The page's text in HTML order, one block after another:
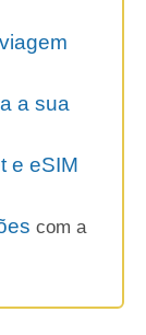
a sua
e eSIM
com a